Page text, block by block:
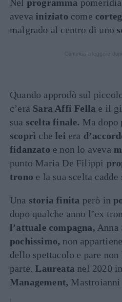
Nel programma
aveva iniziato come
malgrado al centro di uno
Quando approdò sul
c’era Sara Affi Fella e il
sua scelta finale. Ma dopo
scoprì che lei era
fidanzato e non lo aveva
punto Maria De Filippi
trono e la sua scelta cadde
Una storia finita però in
dopo qualche anno l’ex
l’attuale compagna, Anna
pochissimo, non
dello spettacolo e pare
parte.Laureata nel 2020 in
Management,